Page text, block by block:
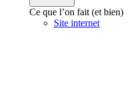
Ce que l’on fait (et bien)
Site internet